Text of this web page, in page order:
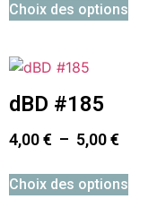
Choix des options
dBD #185
4,00€ – 5,00€
Choix des options